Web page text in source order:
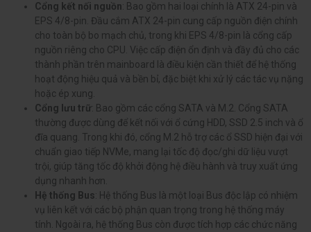
Cổng kết nối nguồn: Bao gồm hai loại chính là ATX 24-pin và
EPS 4/8-pin. Đầu cắm ATX 24-pin cung cấp nguồn điện chính
cho toàn bộ bo mạch chủ, trong khi EPS 4/8-pin là cổng cấp
nguồn riêng cho CPU. Việc cấp điện ổn định và đầy đủ cho các
thành phần trên mainboard là điều kiện cần thiết để hệ thống
hoạt động hiệu quả và bền bỉ, đặc biệt khi xử lý các tác vụ nặng
hoặc ép xung.
Cổng lưu trữ: Bao gồm các cổng SATA và M.2. Cổng SATA
thường được dùng để kết nối với ổ cứng HDD, SSD 2.5 inch và ổ
đĩa quang. Trong khi đó, cổng M.2 hỗ trợ các ổ SSD hiện đại với
chuẩn giao tiếp NVMe, mang lại tốc độ đọc/ghi dữ liệu vượt
trội, giúp tăng tốc độ khởi động hệ điều hành và truy xuất ứng
dụng nhanh hơn.
Hệ thống Bus: Hệ thống Bus là một loại Bus độc lập có nhiệm
vụ liên kết với các bộ phận quan trọng trong hệ thống máy
tính. Ngoài ra, hệ thống Bus còn được tích hợp các chức năng